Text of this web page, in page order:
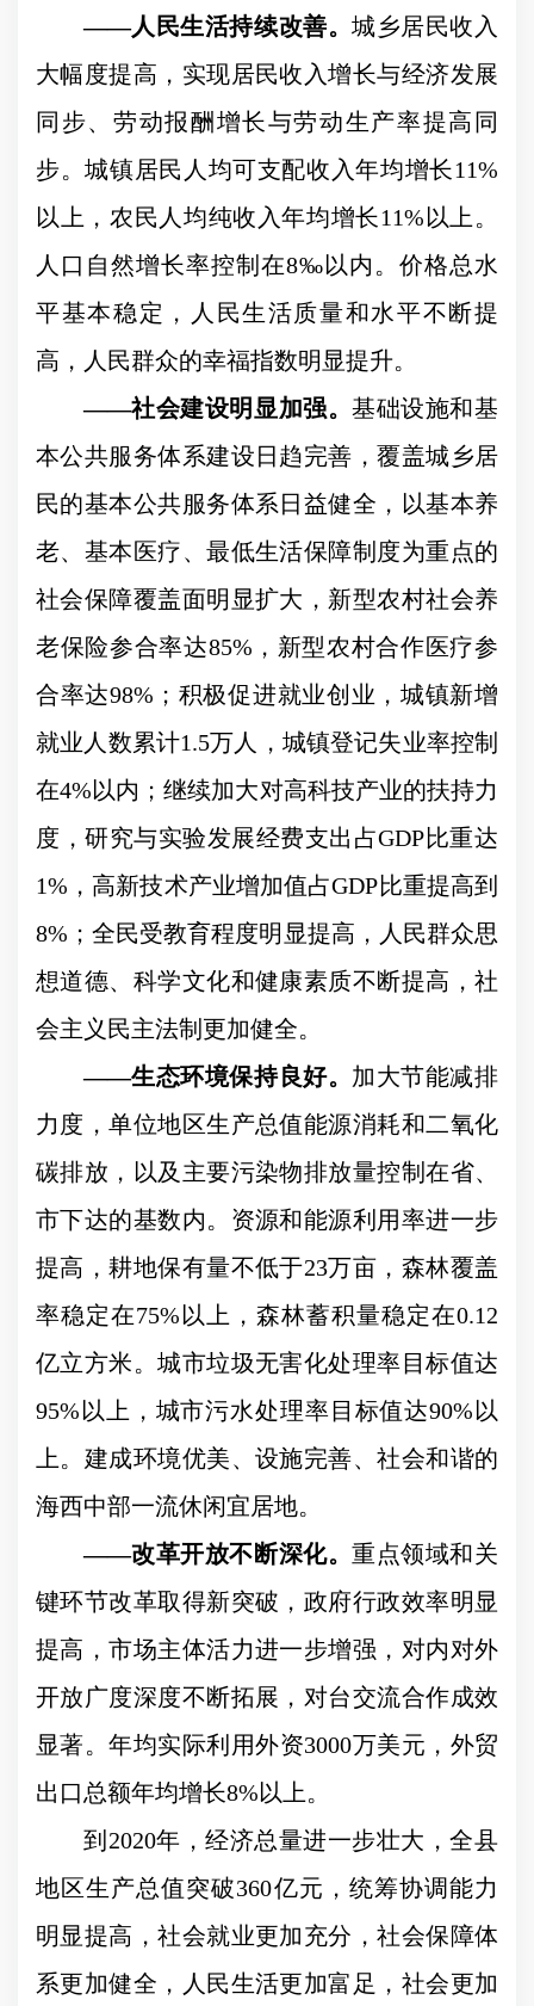
——人民生活持续改善。城乡居民收入
大幅度提高，实现居民收入增长与经济发展
同步、劳动报酬增长与劳动生产率提高同
步。城镇居民人均可支配收入年均增长11%
以上，农民人均纯收入年均增长11%以上。
人口自然增长率控制在8‰以内。价格总水
平基本稳定，人民生活质量和水平不断提
高，人民群众的幸福指数明显提升。
——社会建设明显加强。基础设施和基
本公共服务体系建设日趋完善，覆盖城乡居
民的基本公共服务体系日益健全，以基本养
老、基本医疗、最低生活保障制度为重点的
社会保障覆盖面明显扩大，新型农村社会养
老保险参合率达85% ，新型农村合作医疗参
合率达98% ；积极促进就业创业，城镇新增
就业人数累计1.5万人，城镇登记失业率控制
在4%以内；继续加大对高科技产业的扶持力
度，研究与实验发展经费支出占GDP比重达
1% ，高新技术产业增加值占GDP比重提高到
8% ；全民受教育程度明显提高，人民群众思
想道德、科学文化和健康素质不断提高，社
会主义民主法制更加健全。
——生态环境保持良好。 加大节能减排
力度，单位地区生产总值能源消耗和二氧化
碳排放，以及主要污染物排放量控制在省、
市下达的基数内。资源和能源利用率进一步
提高，耕地保有量不低于23万亩，森林覆盖
率稳定在75%以上，森林蓄积量稳定在0.12
亿立方米。城市垃圾无害化处理率目标值达
95%以上，城市污水处理率目标值达90%以
上。建成环境优美、设施完善、社会和谐的
海西中部一流休闲宜居地。
——改革开放不断深化。重点领域和关
键环节改革取得新突破，政府行政效率明显
提高，市场主体活力进一步增强，对内对外
开放广度深度不断拓展，对台交流合作成效
显著。年均实际利用外资3000万美元，外贸
出口总额年均增长8%以上。
到 2020年，经济总量进一步壮大，全县
地区生产总值突破360亿元，统筹协调能力
明显提高，社会就业更加充分，社会保障体
系更加健全，人民生活更加富足，社会更加